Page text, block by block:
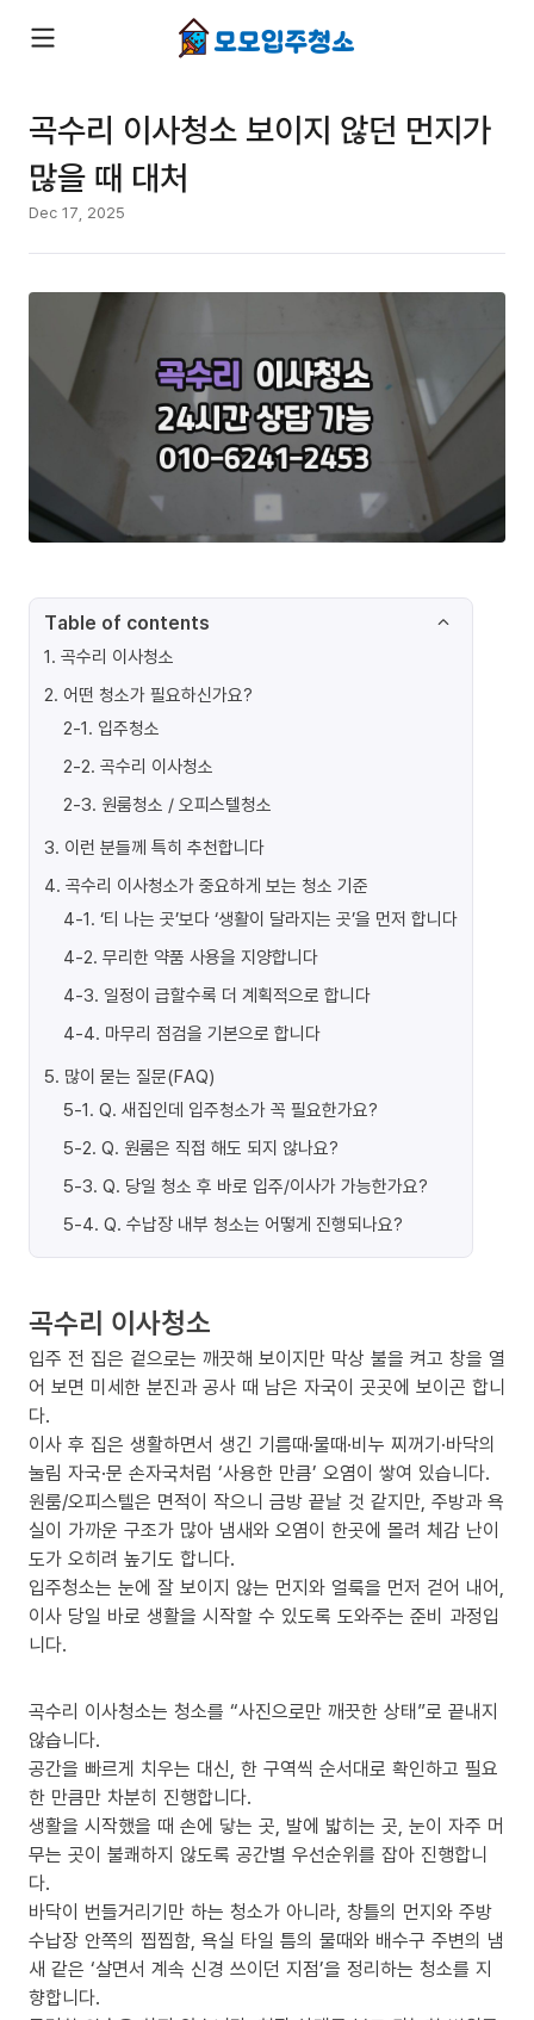
곡수리 이사청소 보이지 않던 먼지가
많을 때 대처
Dec 17, 2025
Table of contents
1. 곡수리 이사청소
2. 어떤 청소가 필요하신가요?
2-1. 입주청소
2-2. 곡수리 이사청소
2-3. 원룸청소 / 오피스텔청소
3. 이런 분들께 특히 추천합니다
4. 곡수리 이사청소가 중요하게 보는 청소 기준
4-1. ‘티 나는 곳’보다 ‘생활이 달라지는 곳’을 먼저 합니다
4-2. 무리한 약품 사용을 지양합니다
4-3. 일정이 급할수록 더 계획적으로 합니다
4-4. 마무리 점검을 기본으로 합니다
5. 많이 묻는 질문(FAQ)
5-1. Q. 새집인데 입주청소가 꼭 필요한가요?
5-2. Q. 원룸은 직접 해도 되지 않나요?
5-3. Q. 당일 청소 후 바로 입주/이사가 가능한가요?
5-4. Q. 수납장 내부 청소는 어떻게 진행되나요?
곡수리 이사청소
입주 전 집은 겉으로는 깨끗해 보이지만 막상 불을 켜고 창을 열
어 보면 미세한 분진과 공사 때 남은 자국이 곳곳에 보이곤 합니
다.
이사 후 집은 생활하면서 생긴 기름때·물때·비누 찌꺼기·바닥의
눌림 자국·문 손자국처럼 ‘사용한 만큼’ 오염이 쌓여 있습니다.
원룸/오피스텔은 면적이 작으니 금방 끝날 것 같지만, 주방과 욕
실이 가까운 구조가 많아 냄새와 오염이 한곳에 몰려 체감 난이
도가 오히려 높기도 합니다.
입주청소는 눈에 잘 보이지 않는 먼지와 얼룩을 먼저 걷어 내어,
이사 당일 바로 생활을 시작할 수 있도록 도와주는 준비 과정입
니다.
곡수리 이사청소는 청소를 “사진으로만 깨끗한 상태”로 끝내지
않습니다.
공간을 빠르게 치우는 대신, 한 구역씩 순서대로 확인하고 필요
한 만큼만 차분히 진행합니다.
생활을 시작했을 때 손에 닿는 곳, 발에 밟히는 곳, 눈이 자주 머
무는 곳이 불쾌하지 않도록 공간별 우선순위를 잡아 진행합니
다.
바닥이 번들거리기만 하는 청소가 아니라, 창틀의 먼지와 주방
수납장 안쪽의 찝찝함, 욕실 타일 틈의 물때와 배수구 주변의 냄
새 같은 ‘살면서 계속 신경 쓰이던 지점’을 정리하는 청소를 지
향합니다.